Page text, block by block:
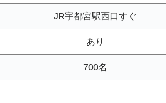
JR宇都宮駅西口すぐ
あり
700名